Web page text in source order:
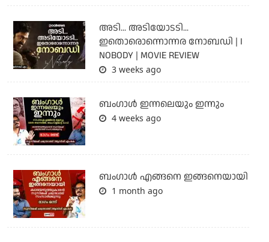
അടി... അടിയോടടി...
ഇതൊരൊന്നൊന്നര നോബഡി | I
NOBODY | MOVIE REVIEW
3 weeks ago
ബംഗാള്‍ ഇന്നലെയും ഇന്നും
4 weeks ago
ബം​ഗാൾ എങ്ങനെ ഇങ്ങനെയായി
1 month ago